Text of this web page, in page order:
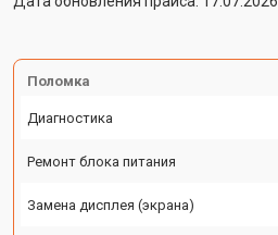
Поломка
Диагностика
Ремонт блока питания
Замена дисплея (экрана)